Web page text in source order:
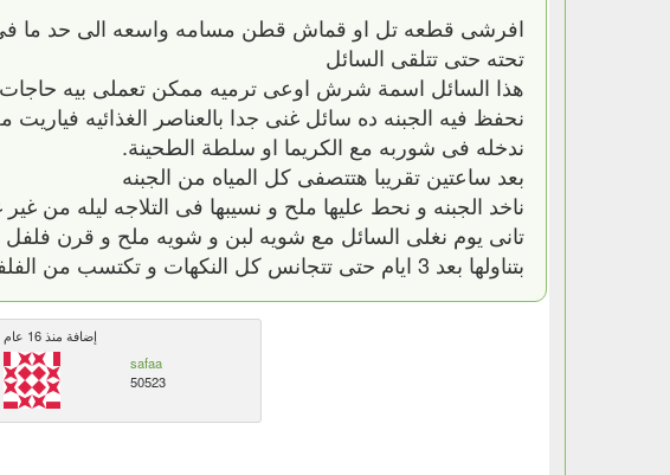
افرشى قطعه تل او قماش قطن مسامه واسعه الى حد ما فى
تحته حتى تتلقى السائل
هذا السائل اسمة شرش اوعى ترميه ممكن تعملى بيه
نحفظ فيه الجبنه ده سائل غنى جدا بالعناصر الغذائيه
ندخله فى شوربه مع الكريما او سلطة الطحينة.
بعد ساعتين تقريبا هتتصفى كل المياه من الجبنه
ناخد الجبنه و نحط عليها ملح و نسيبها فى التلاجه ليله من
تانى يوم نغلى السائل مع شويه لبن و شويه ملح و قرن
بتناولها بعد 3 ايام حتى تتجانس كل النكهات و تكتسب من الفلفل طعمه الجميل
إضافة منذ 16 عام
safaa
50523